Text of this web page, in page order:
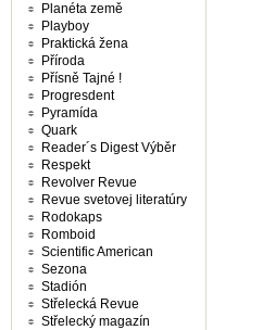
Planéta země
Playboy
Praktická žena
Příroda
Přísně Tajné !
Progresdent
Pyramída
Quark
Reader´s Digest Výběr
Respekt
Revolver Revue
Revue svetovej literatúry
Rodokaps
Romboid
Scientific American
Sezona
Stadión
Střelecká Revue
Střelecký magazín